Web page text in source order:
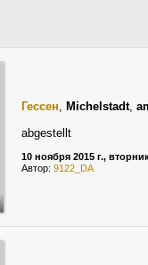
Гессен, Michelstadt,
abgestellt
10 ноября 2015 г.,
Автор: 9122_DA